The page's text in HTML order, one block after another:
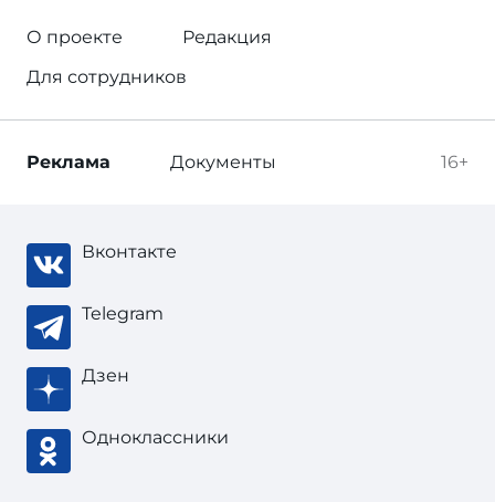
О проекте
Редакция
Для сотрудников
16+
Реклама Документы
Вконтакте
Telegram
Дзен
Одноклассники